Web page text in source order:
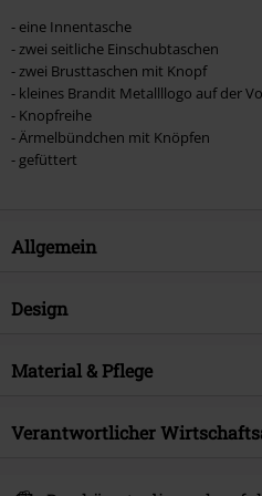
- eine Innentasche
- zwei seitliche Einschubtaschen
- zwei Brusttaschen mit Knopf
- kleines Brandit Metallllogo auf der
- Knopfreihe
- Ärmelbündchen mit Knöpfen
- gefüttert
Allgemein
Artikelnummer:
Brand
Erscheinungsdatum
Design
Produkt-Typ
Armlänge
Material & Pflege
Obermaterial
Verantwortlicher